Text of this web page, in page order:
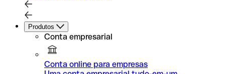
Produtos
Conta empresarial
Conta online para empresas